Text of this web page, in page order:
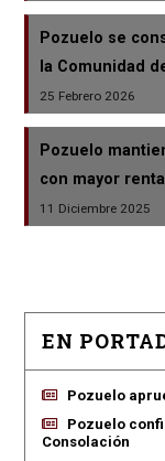
Pozuelo se
la Comunidad
25 Febrero 2026
Pozuelo
con mayor
11 Diciembre 2025
EN
Pozuelo
Pozuelo
Consolación